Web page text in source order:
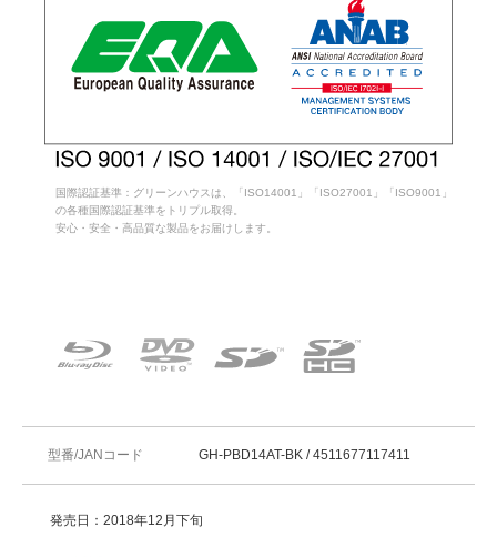
国際認証基準：グリーンハウスは、「ISO14001」「ISO27001」「ISO9001」
の各種国際認証基準をトリプル取得。
安心・安全・高品質な製品をお届けします。
型番/JANコード GH-PBD14AT-BK / 4511677117411
発売日：2018年12月下旬